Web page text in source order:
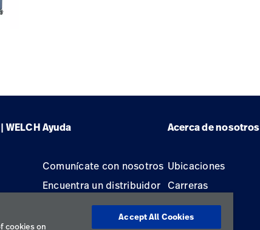
WELCHAyuda Acerca de nosotros
Comunícate con nosotros
Encuentra un distribuidor
Mantenimiento y
reparación de equipos
Ubicaciones
Carreras
cookies on
Accept All Cookies